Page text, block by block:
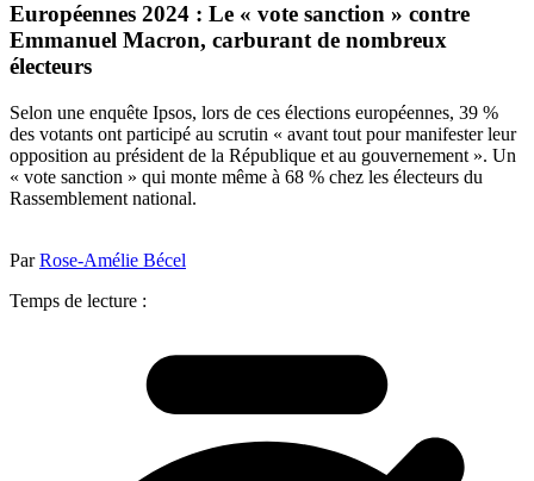
Européennes 2024 : Le « vote sanction » contre
Emmanuel Macron, carburant de nombreux
électeurs
Selon une enquête Ipsos, lors de ces élections européennes, 39 %
des votants ont participé au scrutin « avant tout pour manifester leur
opposition au président de la République et au gouvernement ». Un
« vote sanction » qui monte même à 68 % chez les électeurs du
Rassemblement national.
ParRose-Amélie Bécel
Temps de lecture :